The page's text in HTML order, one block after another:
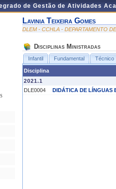
de Gestão de Atividades
Lavinia Teixeira Gomes
DLEM - CCHLA - DEPARTAMENTO
Disciplinas Ministradas
Infantil Fundamental Técnico
Disciplina
2021.1
DLE0004
DIDÁTICA DE LÍNGUAS